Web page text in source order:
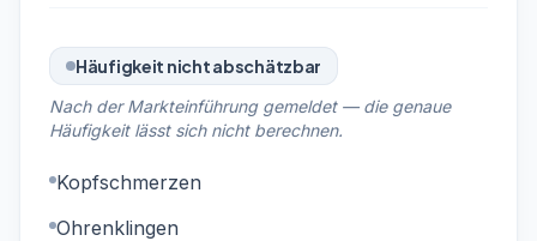
Häufigkeit nicht abschätzbar
Nach der Markteinführung gemeldet — die genaue
Häufigkeit lässt sich nicht berechnen.
Kopfschmerzen
Ohrenklingen